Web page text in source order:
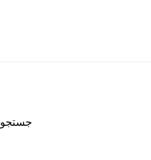
جستجو